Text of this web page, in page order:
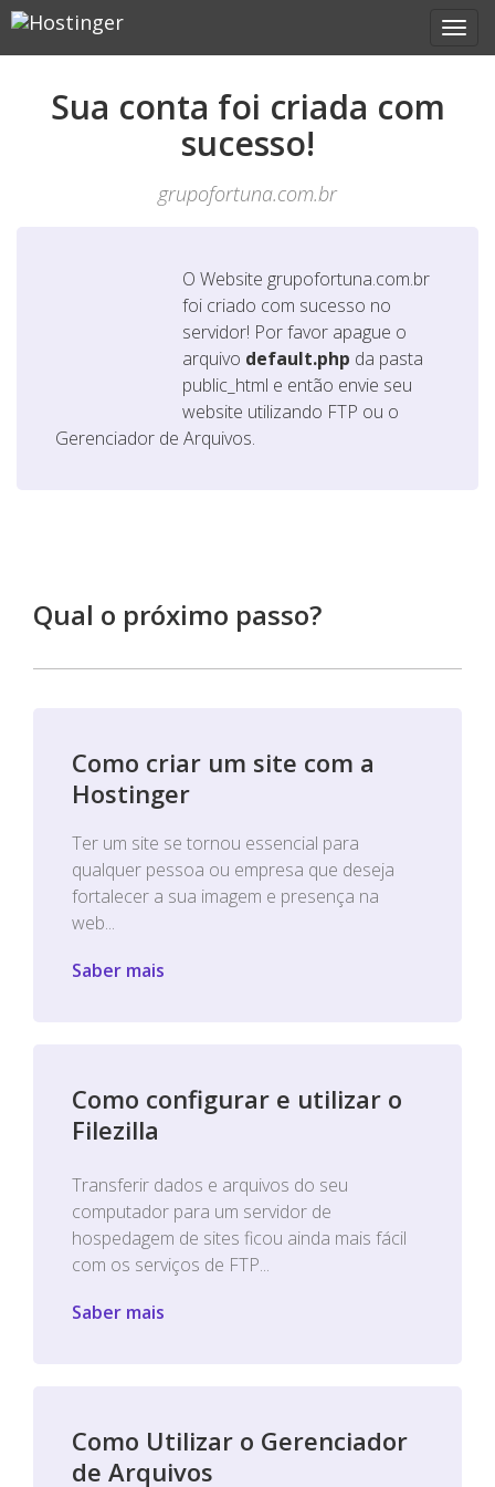
Sua conta foi criada com
sucesso!
grupofortuna.com.br
O Website grupofortuna.com.br
foi criado com sucesso no
servidor! Por favor apague o
arquivo default.php da pasta
public_html e então envie seu
website utilizando FTP ou o
Gerenciador de Arquivos.
Qual o próximo passo?
Como criar um site com a
Hostinger
Ter um site se tornou essencial para
qualquer pessoa ou empresa que deseja
fortalecer a sua imagem e presença na
web...
Saber mais
Como configurar e utilizar o
Filezilla
Transferir dados e arquivos do seu
computador para um servidor de
hospedagem de sites ficou ainda mais fácil
com os serviços de FTP...
Saber mais
Como Utilizar o Gerenciador
de Arquivos